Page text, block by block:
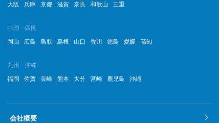
大阪
兵庫 京都 滋賀 奈良 和歌山 三重
中国・四国
岡山
広島 鳥取 島根 山口 香川 徳島 愛媛 高知
九州・沖縄
福岡
佐賀 長崎 熊本 大分 宮崎 鹿児島 沖縄
会社概要